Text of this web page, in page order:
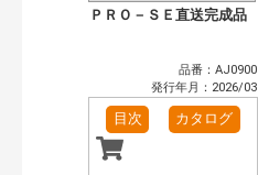
ＰＲＯ－ＳＥ直送完成品
品番：AJ0900
発行年月：2026/03
目次 カタログ